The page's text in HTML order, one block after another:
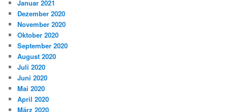
Januar 2021
Dezember 2020
November 2020
Oktober 2020
September 2020
August 2020
Juli 2020
Juni 2020
Mai 2020
April 2020
März 2020